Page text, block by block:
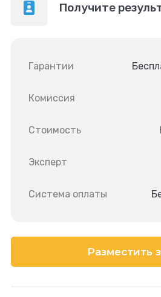
Получите
Гарантии
Комиссия
Стоимость
Эксперт
Система оплаты
Разместить